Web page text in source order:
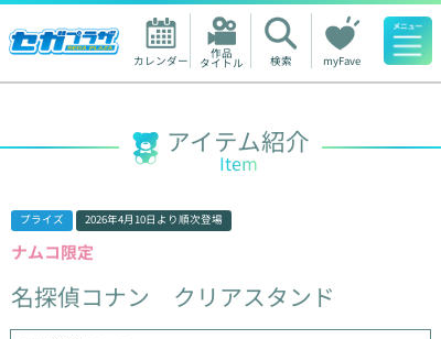
カレンダー 作品
タイトル 検索 myFave
人気ワード
アイテム紹介
Item
プライズ 2026年4月10日 より順次登場
ナムコ限定
名探偵コナン クリアスタンド